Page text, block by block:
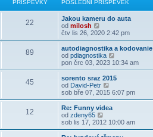
ě
v
e
k
ř
í
s
ě
v
e
k
d
n
í
ř
í
s
p
ě
v
e
k
o
s
l
e
d
n
í
p
ř
í
s
p
ě
v
e
k
t
p
o
s
l
e
d
n
í
p
ř
í
s
p
ě
v
e
PŘÍSPĚVKY POSLEDNÍ PŘÍSPĚVEK
22
Jakou kameru do auta
od milosh
o
b
r
a
z
p
o
s
e
d
n
í
čtv lis 26, 2020 2:42 pm
89
autodiagnostika a kodovanie
od pdiagnostika
o
b
r
z
o
s
pon črc 03, 2023 10:34 am
45
sorento sraz 2015
od David-Petr
o
b
r
z
sob bře 07, 2015 6:07 pm
12
Re: Funny videa
od zdeny65
o
b
r
sob lis 17, 2012 10:00 am